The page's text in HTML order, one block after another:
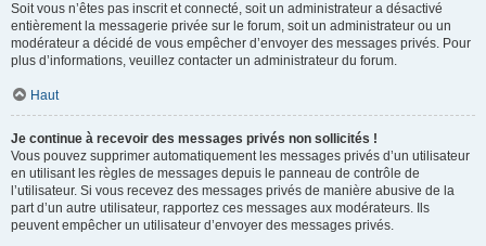
Soit vous n’êtes pas inscrit et connecté, soit un administrateur a désactivé
entièrement la messagerie privée sur le forum, soit un administrateur ou un
modérateur a décidé de vous empêcher d’envoyer des messages privés. Pour
plus d’informations, veuillez contacter un administrateur du forum.
Haut
Je continue à recevoir des messages privés non sollicités !
Vous pouvez supprimer automatiquement les messages privés d’un utilisateur
en utilisant les règles de messages depuis le panneau de contrôle de
l’utilisateur. Si vous recevez des messages privés de manière abusive de la
part d’un autre utilisateur, rapportez ces messages aux modérateurs. Ils
peuvent empêcher un utilisateur d’envoyer des messages privés.